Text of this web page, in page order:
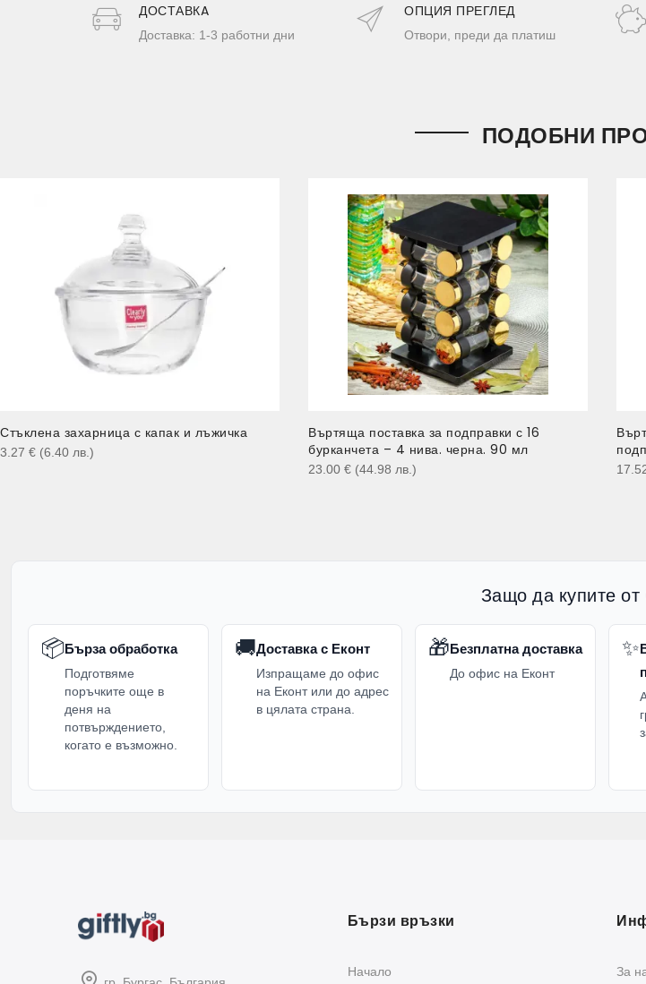
ДОСТАВКA
Доставка: 1-3 работни дни
ОПЦИЯ ПРЕГЛЕД
Отвори, преди да платиш
ПОДОБНИ
Стъклена захарница с капак и лъжичка
3.27 € (6.40 лв. )
Въртяща поставка за подправки с 16
бурканчета – 4 нива. черна. 90 мл
23.00 € (44.98 лв. )
Защо да купите
📦Бърза обработка
Подготвяме
поръчките още в
деня на
потвърждението,
когато е възможно.
🚚Доставка с Еконт
Изпращаме до офис
на Еконт или до адрес
в цялата страна.
🎁Безплатна доставка
До офис на Еконт
✨
Бързи връзки
Начало За